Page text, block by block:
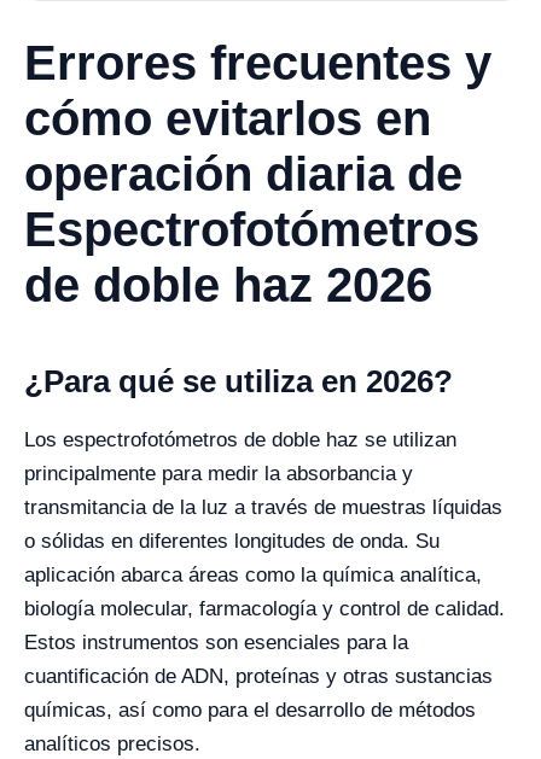
Errores frecuentes y
cómo evitarlos en
operación diaria de
Espectrofotómetros
de doble haz 2026
¿Para qué se utiliza en 2026?
Los espectrofotómetros de doble haz se utilizan
principalmente para medir la absorbancia y
transmitancia de la luz a través de muestras líquidas
o sólidas en diferentes longitudes de onda. Su
aplicación abarca áreas como la química analítica,
biología molecular, farmacología y control de calidad.
Estos instrumentos son esenciales para la
cuantificación de ADN, proteínas y otras sustancias
químicas, así como para el desarrollo de métodos
analíticos precisos.